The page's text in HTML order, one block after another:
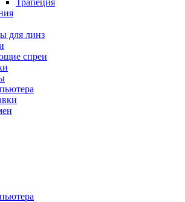
Трапеция
для линз
спреи